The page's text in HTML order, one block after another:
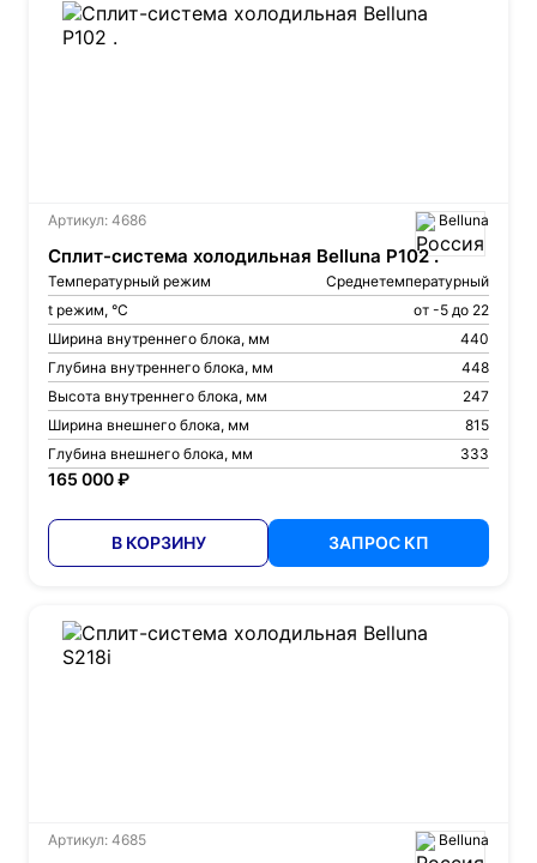
Артикул: 4686 Belluna
Сплит-система холодильная Belluna P102 .
Температурный режим
Среднетемпературный
t режим, °С
от -5 до 22
Ширина внутреннего блока, мм
440
Глубина внутреннего блока, мм
448
Высота внутреннего блока, мм
247
Ширина внешнего блока, мм
815
Глубина внешнего блока, мм
333
165 000 ₽
В КОРЗИНУ ЗАПРОС КП
Артикул: 4685 Belluna